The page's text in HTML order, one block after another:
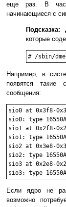
еще раз. В
начинающиеся с
Подсказка:
которые
# /sbin/
Например, в
появятся такие
сообщения:
sio0 at 0x3f8-
sio0: type 16550A
sio1 at 0x2f8-
sio1: type 16550A
sio2 at 0x3e8-
sio2: type 16550A
sio3 at 0x2e8-
Если ядро не
возможно